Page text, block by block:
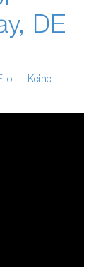
DE
— Keine